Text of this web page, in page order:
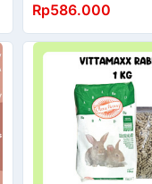
Rp586.000